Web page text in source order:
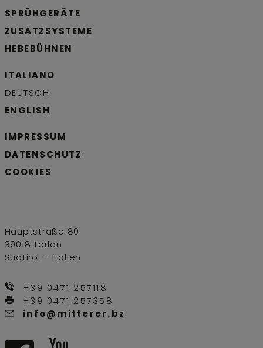
SPRÜHGERÄTE
ZUSATZSYSTEME
HEBEBÜHNEN
ITALIANO
DEUTSCH
ENGLISH
IMPRESSUM
DATENSCHUTZ
COOKIES
Hauptstraße 80
39018 Terlan
Südtirol – Italien
+39 0471 257118
+39 0471 257358
info@mitterer.bz